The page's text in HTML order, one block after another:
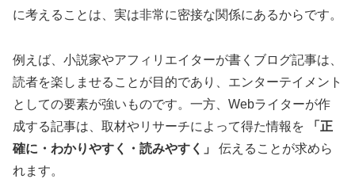
に考えることは、実は非常に密接な関係にあるからです。
例えば、小説家やアフィリエイターが書くブログ記事は、
読者を楽しませることが目的であり、エンターテイメント
としての要素が強いものです。一方、Webライターが作
成する記事は、取材やリサーチによって得た情報を
「正
確に・わかりやすく・読みやすく」
伝えることが求めら
れます。